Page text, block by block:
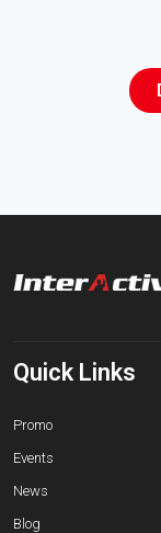
Quick Links
Promo
Events
News
Blog